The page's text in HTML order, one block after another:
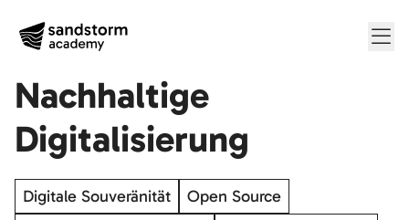
Nachhaltige
Digitalisierung
Digitale Souveränität
Open Source